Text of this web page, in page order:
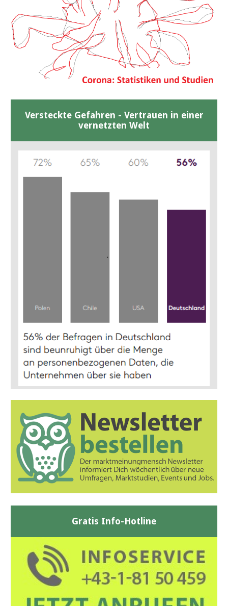
Versteckte Gefahren - Vertrauen in einer
vernetzten Welt
Gratis Info-Hotline